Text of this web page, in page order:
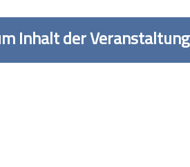
Inhalt der Veranstaltung